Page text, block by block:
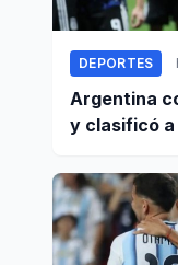
DEPORTES
Argentina
y clasificó a